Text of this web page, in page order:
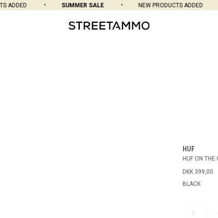
SUMMER SALE NEW PRODUCTS ADDED
HUF
HUF ON THE
DKK 399,00
BLACK
S